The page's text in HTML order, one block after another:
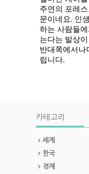
카테고리
세계
한국
경제